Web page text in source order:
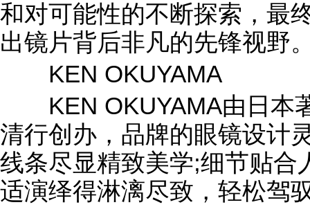
和对可能性的不断探索，最
出镜片背后非凡的先锋视野
KEN OKUYAMA
KEN OKUYAMA由日本
清行创办，品牌的眼镜设计
线条尽显精致美学;细节贴合
适演绎得淋漓尽致，轻松驾